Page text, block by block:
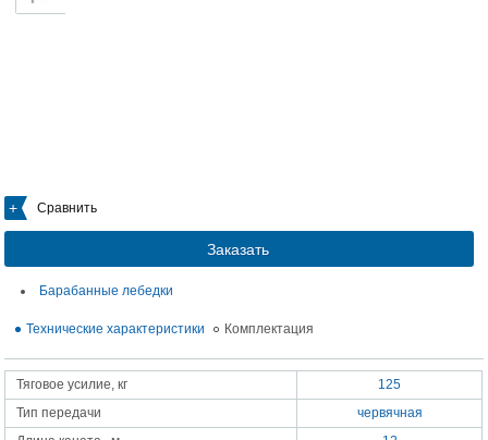
Сравнить
Заказать
Барабанные лебедки
Технические характеристики Комплектация
Тяговое усилие, кг
125
Тип передачи
червячная